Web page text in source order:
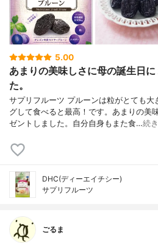
5.00
あまりの美味しさに母の誕生日
た。
サプリフルーツ プルーンは粒がとても大
グして食べると最高！です。あまりの美
ゼントしました。自分自身もまた食…続
DHC(ディーエイチシー)
サプリフルーツ
ごるま